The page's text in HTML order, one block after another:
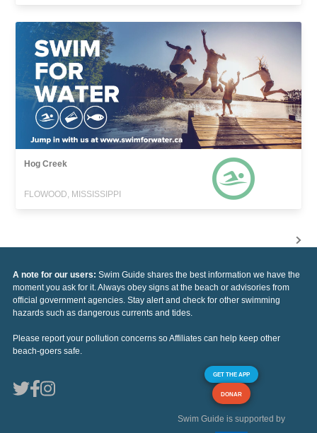
Hog Creek
FLOWOOD, MISSISSIPPI
A note for our users: Swim Guide shares the best information we have the
moment you ask for it. Always obey signs at the beach or advisories from
official government agencies. Stay alert and check for other swimming
hazards such as dangerous currents and tides.
Please report your pollution concerns so Affiliates can help keep other
beach-goers safe.
GET THE APP
DONAR
Swim Guide is supported by